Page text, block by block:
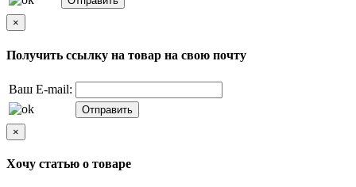
×
Получить ссылку на товар на свою почту
Ваш E-mail:
×
Хочу статью о товаре